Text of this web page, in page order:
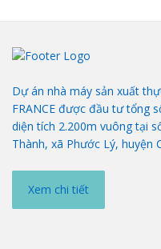
Dự án nhà máy sản xuất
FRANCE được đầu tư tổng
diện tích 2.200m vuông tại
Thành, xã Phước Lý, huyện
Xem chi tiết